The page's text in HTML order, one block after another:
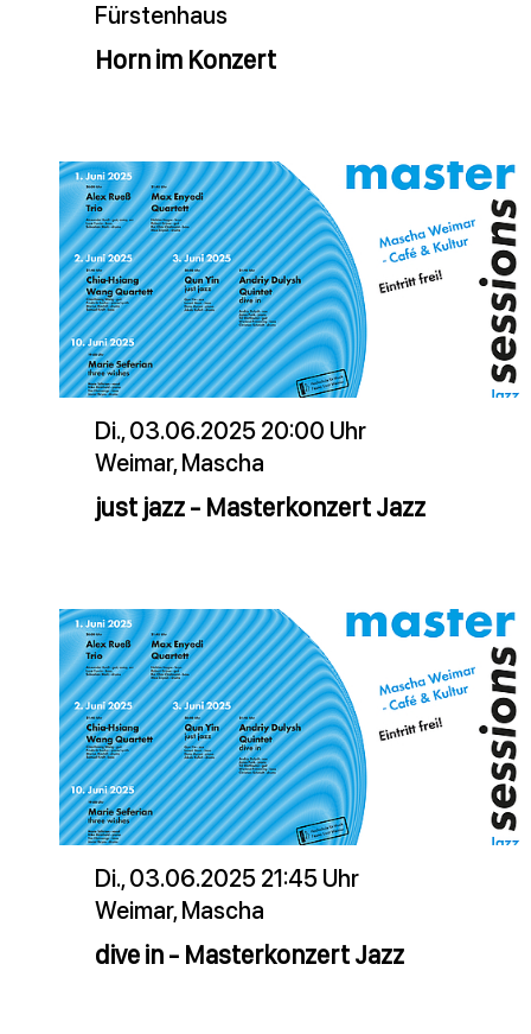
Fürstenhaus
Horn im Konzert
Di., 03.06.2025 20:00 Uhr
Weimar, Mascha
just jazz - Masterkonzert Jazz
Di., 03.06.2025 21:45 Uhr
Weimar, Mascha
dive in - Masterkonzert Jazz